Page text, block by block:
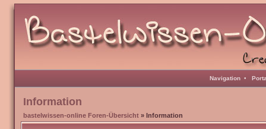
Navigation •
Information
bastelwissen-online Foren-Übersicht » Information